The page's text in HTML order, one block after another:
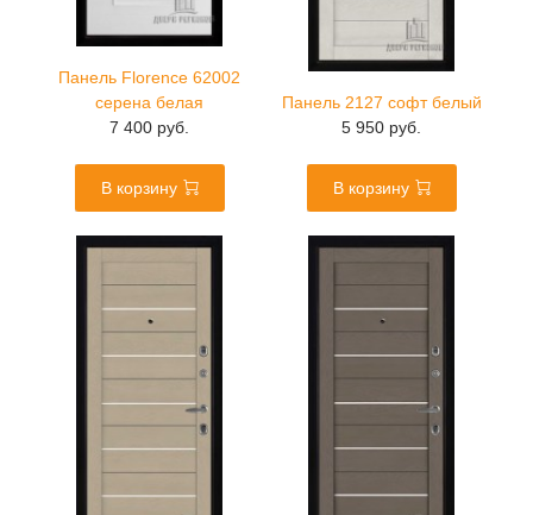
Панель Florence 62002
серена белая
7 400 руб.
В корзину
Панель 2127 софт белый
5 950 руб.
В корзину